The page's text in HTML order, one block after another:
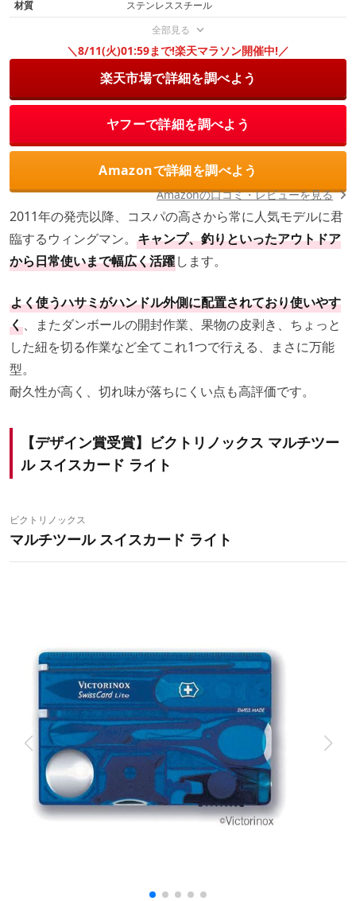
材質
ステンレススチール
全部見る
＼8/11(火)01:59まで!楽天マラソン開催中!／
楽天市場で詳細を調べよう
ヤフーで詳細を調べよう
Amazonで詳細を調べよう
2011年の発売以降、コスパの高さから常に人気モデルに君
臨するウィングマン。 キャンプ、釣りといったアウトドア
から日常使いまで幅広く活躍します。
よく使うハサミがハンドル外側に配置されており使いやす
く、またダンボールの開封作業、果物の皮剥き、ちょっと
した紐を切る作業など全てこれ1つで行える、まさに万能
型。
耐久性が高く、切れ味が落ちにくい点も高評価です。
Amazonの口コミ・レビューを見る
【デザイン賞受賞】ビクトリノックス マルチツー
ル スイスカード ライト
ビクトリノックス
マルチツール スイスカード ライト